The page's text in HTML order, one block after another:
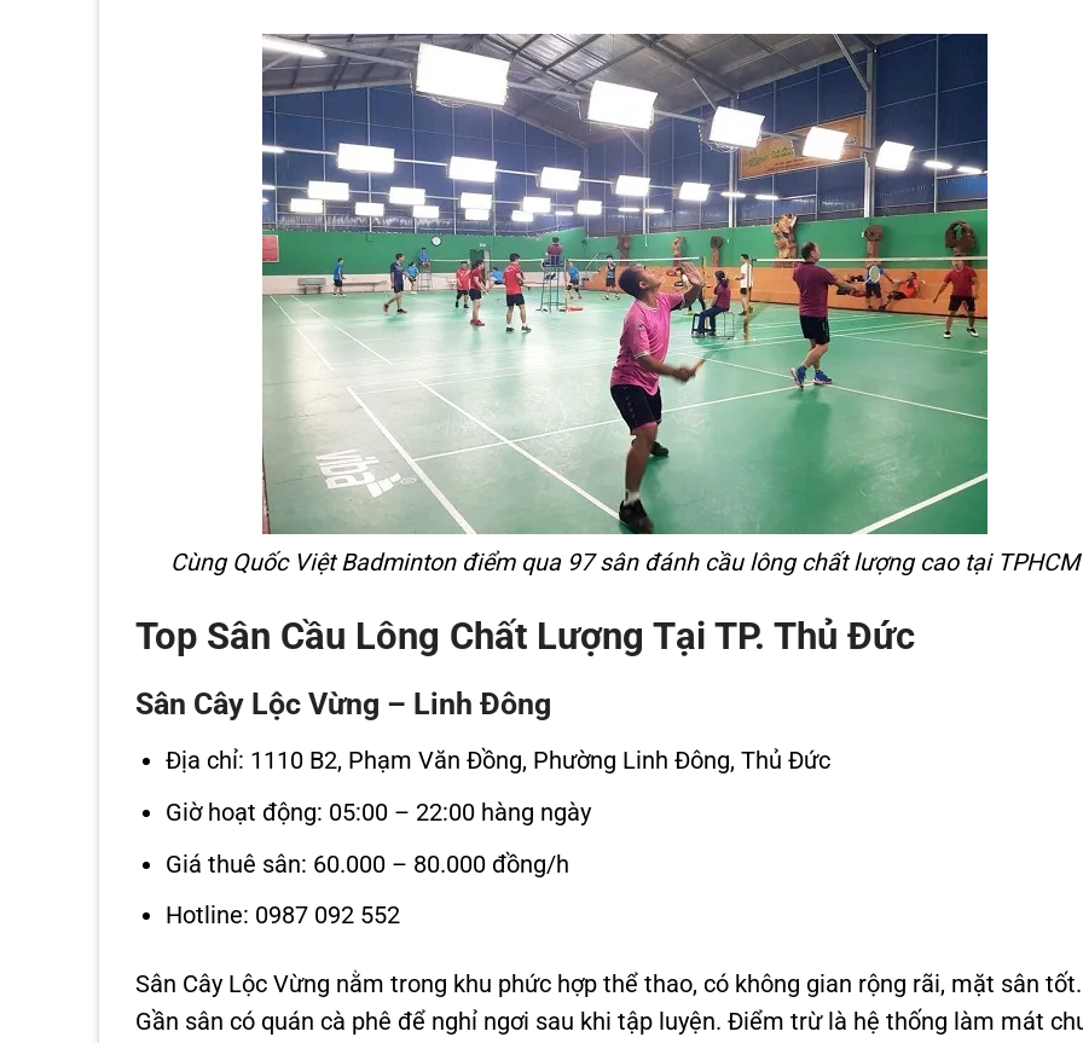
Cùng Quốc Việt Badminton điểm qua 97 sân đánh cầu lông chất lượng cao tại TPHCM
Top Sân Cầu Lông Chất Lượng Tại TP. Thủ Đức
Sân Cây Lộc Vừng – Linh Đông
Địa chỉ: 1110 B2, Phạm Văn Đồng, Phường Linh Đông, Thủ Đức
Giờ hoạt động: 05:00 – 22:00 hàng ngày
Giá thuê sân: 60.000 – 80.000 đồng/h
Hotline: 0987 092 552
Sân Cây Lộc Vừng nằm trong khu phức hợp thể thao, có không gian rộng rãi, mặt sân tốt.
Gần sân có quán cà phê để nghỉ ngơi sau khi tập luyện. Điểm trừ là hệ thống làm mát